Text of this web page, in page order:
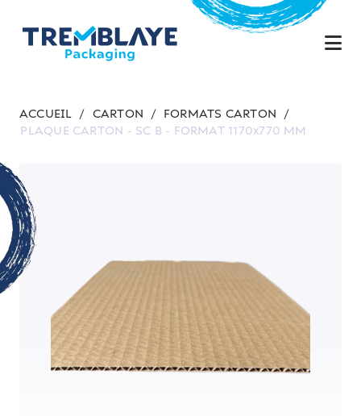
ACCUEIL / CARTON / FORMATS CARTON
/
PLAQUE CARTON - SC B - FORMAT 1170x770 MM